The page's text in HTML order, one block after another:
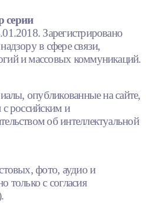
серии
Зарегистрировано
в сфере связи,
и массовых коммуникаций.
опубликованные на сайте,
российским и
об интеллектуальной
фото, аудио и
только с согласия